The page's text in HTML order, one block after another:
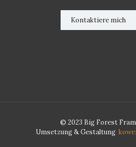
Kontaktiere mich
© 2023 Big Forest
Umsetzung & Gestaltung